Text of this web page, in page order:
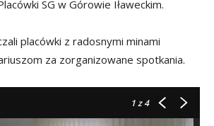
SG w Górowie Iławeckim.
placówki z radosnymi minami
za zorganizowane spotkania.
1z 4